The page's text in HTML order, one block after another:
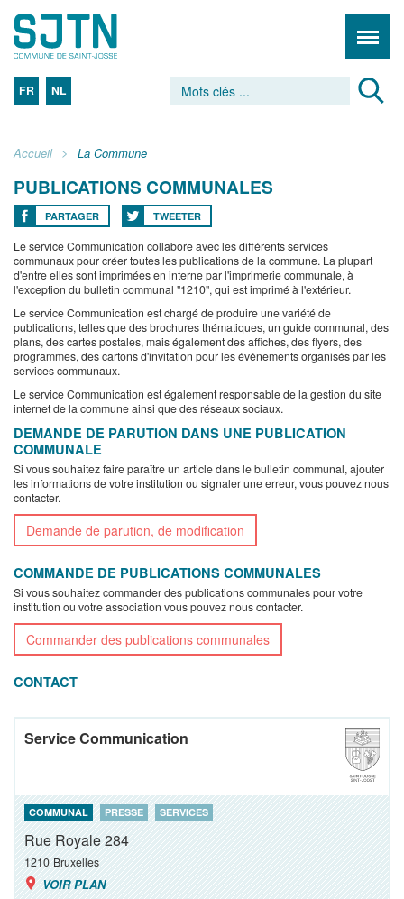
FR NL
Accueil La Commune
PUBLICATIONS COMMUNALES
PARTAGER TWEETER
Le service Communication collabore avec les différents services
communaux pour créer toutes les publications de la commune. La plupart
d'entre elles sont imprimées en interne par l'imprimerie communale, à
l'exception du bulletin communal "1210", qui est imprimé à l'extérieur.
Le service Communication est chargé de produire une variété de
publications, telles que des brochures thématiques, un guide communal, des
plans, des cartes postales, mais également des affiches, des flyers, des
programmes, des cartons d'invitation pour les événements organisés par les
services communaux.
Le service Communication est également responsable de la gestion du site
internet de la commune ainsi que des réseaux sociaux.
DEMANDE DE PARUTION DANS UNE PUBLICATION
COMMUNALE
Si vous souhaitez faire paraître un article dans le bulletin communal, ajouter
les informations de votre institution ou signaler une erreur, vous pouvez nous
contacter.
Demande de parution, de modification
COMMANDE DE PUBLICATIONS COMMUNALES
Si vous souhaitez commander des publications communales pour votre
institution ou votre association vous pouvez nous contacter.
Commander des publications communales
CONTACT
Service Communication
COMMUNAL PRESSE SERVICES
Rue Royale 284
1210 Bruxelles
VOIR PLAN